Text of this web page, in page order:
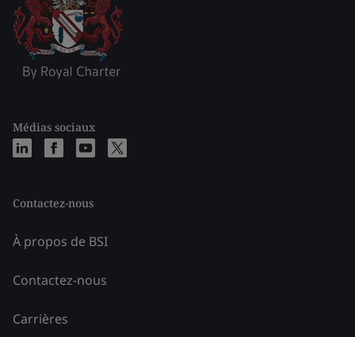
Médias sociaux
Contactez-nous
À propos de BSI
Contactez-nous
Carrières